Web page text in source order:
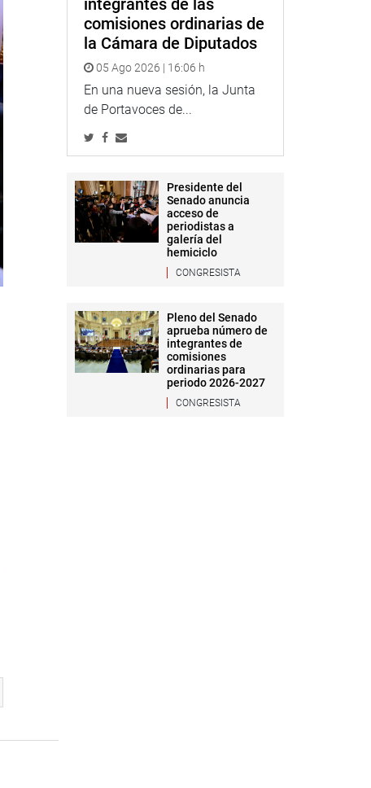
integrantes de las
comisiones ordinarias de
la Cámara de Diputados
05 Ago 2026 | 16:06 h
En una nueva sesión, la Junta
de Portavoces de...
Presidente del
Senado anuncia
acceso de
periodistas a
galería del
hemiciclo
CONGRESISTA
Pleno del Senado
aprueba número de
integrantes de
comisiones
ordinarias para
periodo 2026-2027
CONGRESISTA